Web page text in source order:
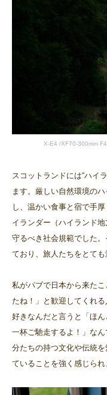
X-E4 /XF70-300mm
スコットランドには“ハイ
ます。厳しい自然環境の
し、温かい食事と宿で手
イランダー（ハイランド
守るべき社会規範でした
ており、旅人たちをとても
私がパブで日本から来た
たね！」と歓迎してくれ
好きなんだと言うと「ほ
一杯ご馳走するよ！」な
分たちの持つ文化や伝統
ていることを強く感じられ